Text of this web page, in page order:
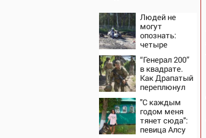
Людей не
могут
опознать:
четыре
сгорели
заживо в
страшном
ДТП на трассе
07/08/2026 –
Новости
“Генерал 200”
в квадрате.
Как Драпатый
переплюнул
"С каждым
годом меня
тянет сюда":
певица Алсу